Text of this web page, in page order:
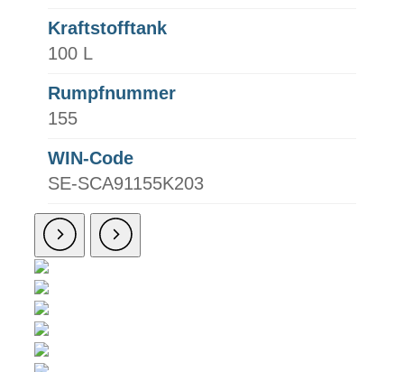
Kraftstofftank
100 L
Rumpfnummer
155
WIN-Code
SE-SCA91155K203